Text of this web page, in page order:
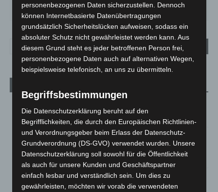
27° 25° 26° 30° 34
Kunst trifft Weingenuss: Barbara-Susann Mehring zeigt ihre
Werke im Jacques’ Wein-Depot Isernhagen
8. August 2026
A2: Zweite Turbobaustelle startet zwischen Hannover-West
und Bothfeld
personenbezogenen Daten sicherzustellen. Dennoch
können Internetbasierte Datenübertragungen
grundsätzlich Sicherheitslücken aufweisen, sodass ein
absoluter Schutz nicht gewährleistet werden kann. Aus
diesem Grund steht es jeder betroffenen Person frei,
personenbezogene Daten auch auf alternativen Wegen,
beispielsweise telefonisch, an uns zu übermitteln.
Begriffsbestimmungen
Die Datenschutzerklärung beruht auf den
Begrifflichkeiten, die durch den Europäischen Richtlinien-
und Verordnungsgeber beim Erlass der Datenschutz-
Grundverordnung (DS-GVO) verwendet wurden. Unsere
Datenschutzerklärung soll sowohl für die Öffentlichkeit
als auch für unsere Kunden und Geschäftspartner
einfach lesbar und verständlich sein. Um dies zu
gewährleisten, möchten wir vorab die verwendeten